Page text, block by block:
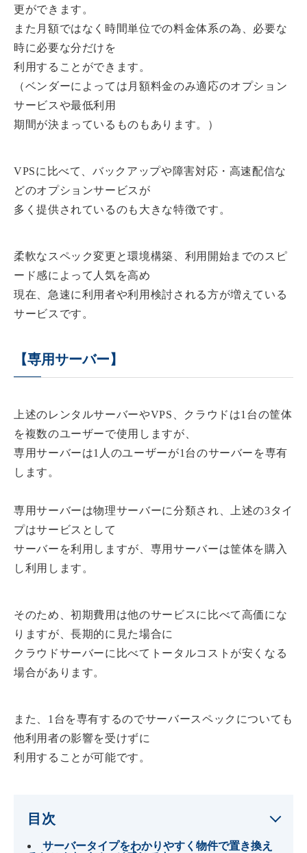
更ができます。
また月額ではなく時間単位での料金体系の為、必要な
時に必要な分だけを
利用することができます。
（ベンダーによっては月額料金のみ適応のオプション
サービスや最低利用
期間が決まっているものもあります。）
VPSに比べて、バックアップや障害対応・高速配信な
どのオプションサービスが
多く提供されているのも大きな特徴です。
柔軟なスペック変更と環境構築、利用開始までのスピ
ード感によって人気を高め
現在、急速に利用者や利用検討される方が増えている
サービスです。
【専用サーバー】
上述のレンタルサーバーやVPS、クラウドは1台の筐体
を複数のユーザーで使用しますが、
専用サーバーは1人のユーザーが1台のサーバーを専有
します。
専用サーバーは物理サーバーに分類され、上述の3タイ
プはサービスとして
サーバーを利用しますが、専用サーバーは筐体を購入
し利用します。
そのため、初期費用は他のサービスに比べて高価にな
りますが、長期的に見た場合に
クラウドサーバーに比べてトータルコストが安くなる
場合があります。
また、1台を専有するのでサーバースペックについても
他利用者の影響を受けずに
利用することが可能です。
目次
サーバータイプをわかりやすく物件で置き換え